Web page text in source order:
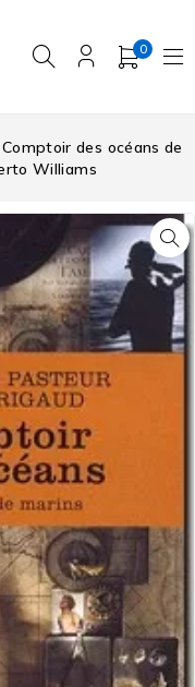
0
Comptoir des océans de
Williams